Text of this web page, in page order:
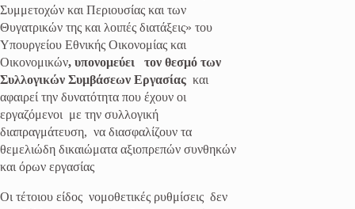
Συμμετοχών και Περιουσίας και των
Θυγατρικών της και λοιπές διατάξεις» του
Υπουργείου Εθνικής Οικονομίας και
Οικονομικών, υπονομεύει τον θεσμό των
Συλλογικών Συμβάσεων Εργασίας και
αφαιρεί την δυνατότητα που έχουν οι
εργαζόμενοι με την συλλογική
διαπραγμάτευση, να διασφαλίζουν τα
θεμελιώδη δικαιώματα αξιοπρεπών συνθηκών
και όρων εργασίας
Οι τέτοιου είδος νομοθετικές ρυθμίσεις δεν